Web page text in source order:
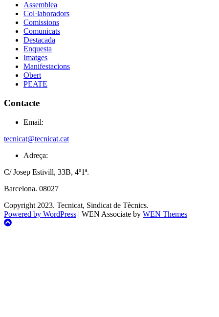
Assemblea
Col·laboradors
Comissions
Comunicats
Destacada
Enquesta
Imatges
Manifestacions
Obert
PEATE
Contacte
Email:
tecnicat@tecnicat.cat
Adreça:
C/ Josep Estivill, 33B, 4º1ª.
Barcelona. 08027
Copyright 2023. Tecnicat, Sindicat de Tècnics.
Powered by WordPress | WEN Associate by WEN Themes